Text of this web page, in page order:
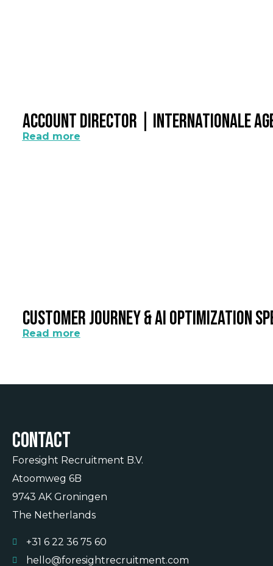
Account Director | Internationale
Read more
Customer Journey & AI Optimization
Read more
Contact
Foresight Recruitment B.V.
Atoomweg 6B
9743 AK Groningen
The Netherlands
+31 6 22 36 75 60
hello@foresightrecruitment.com